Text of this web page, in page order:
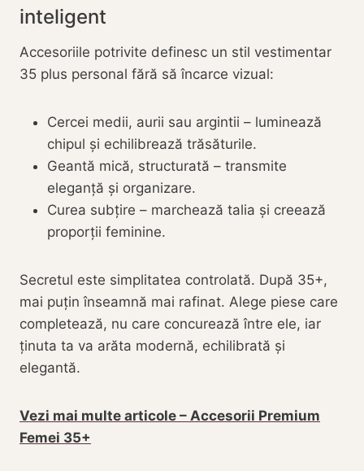
inteligent
Accesoriile potrivite definesc un stil vestimentar
35 plus personal fără să încarce vizual:
Cercei medii, aurii sau argintii – luminează
chipul și echilibrează trăsăturile.
Geantă mică, structurată – transmite
eleganță și organizare.
Curea subțire – marchează talia și creează
proporții feminine.
Secretul este simplitatea controlată. După 35+,
mai puțin înseamnă mai rafinat. Alege piese care
completează, nu care concurează între ele, iar
ținuta ta va arăta modernă, echilibrată și
elegantă.
Vezi mai multe articole – Accesorii Premium
Femei 35+